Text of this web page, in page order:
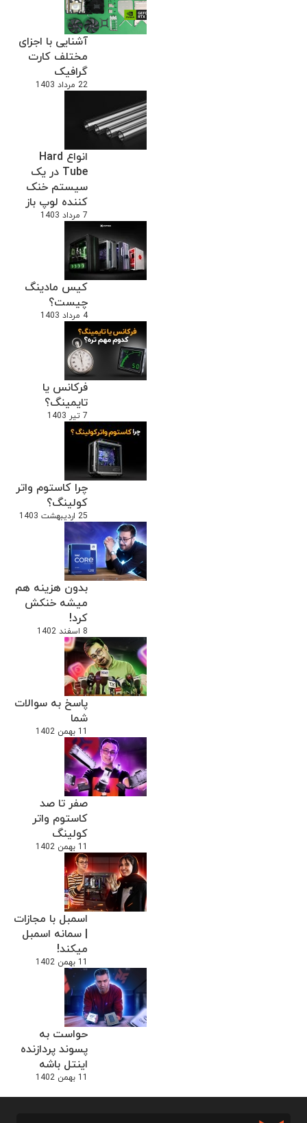
آشنایی با اجزای
مختلف کارت
گرافیک
22 مرداد 1403
انواع Hard
Tube در یک
سیستم خنک
کننده لوپ باز
7 مرداد 1403
کیس مادینگ
چیست؟
4 مرداد 1403
فرکانس یا
تایمینگ؟
7 تیر 1403
چرا کاستوم واتر
کولینگ؟
25 اردیبهشت 1403
بدون هزینه هم
میشه خنکش
کرد!
8 اسفند 1402
پاسخ به سوالات
شما
11 بهمن 1402
صفر تا صد
کاستوم واتر
کولینگ
11 بهمن 1402
اسمبل با مجازات
| سمانه اسمبل
میکند!
11 بهمن 1402
حواست به
پسوند پردازنده
اینتل باشه
11 بهمن 1402